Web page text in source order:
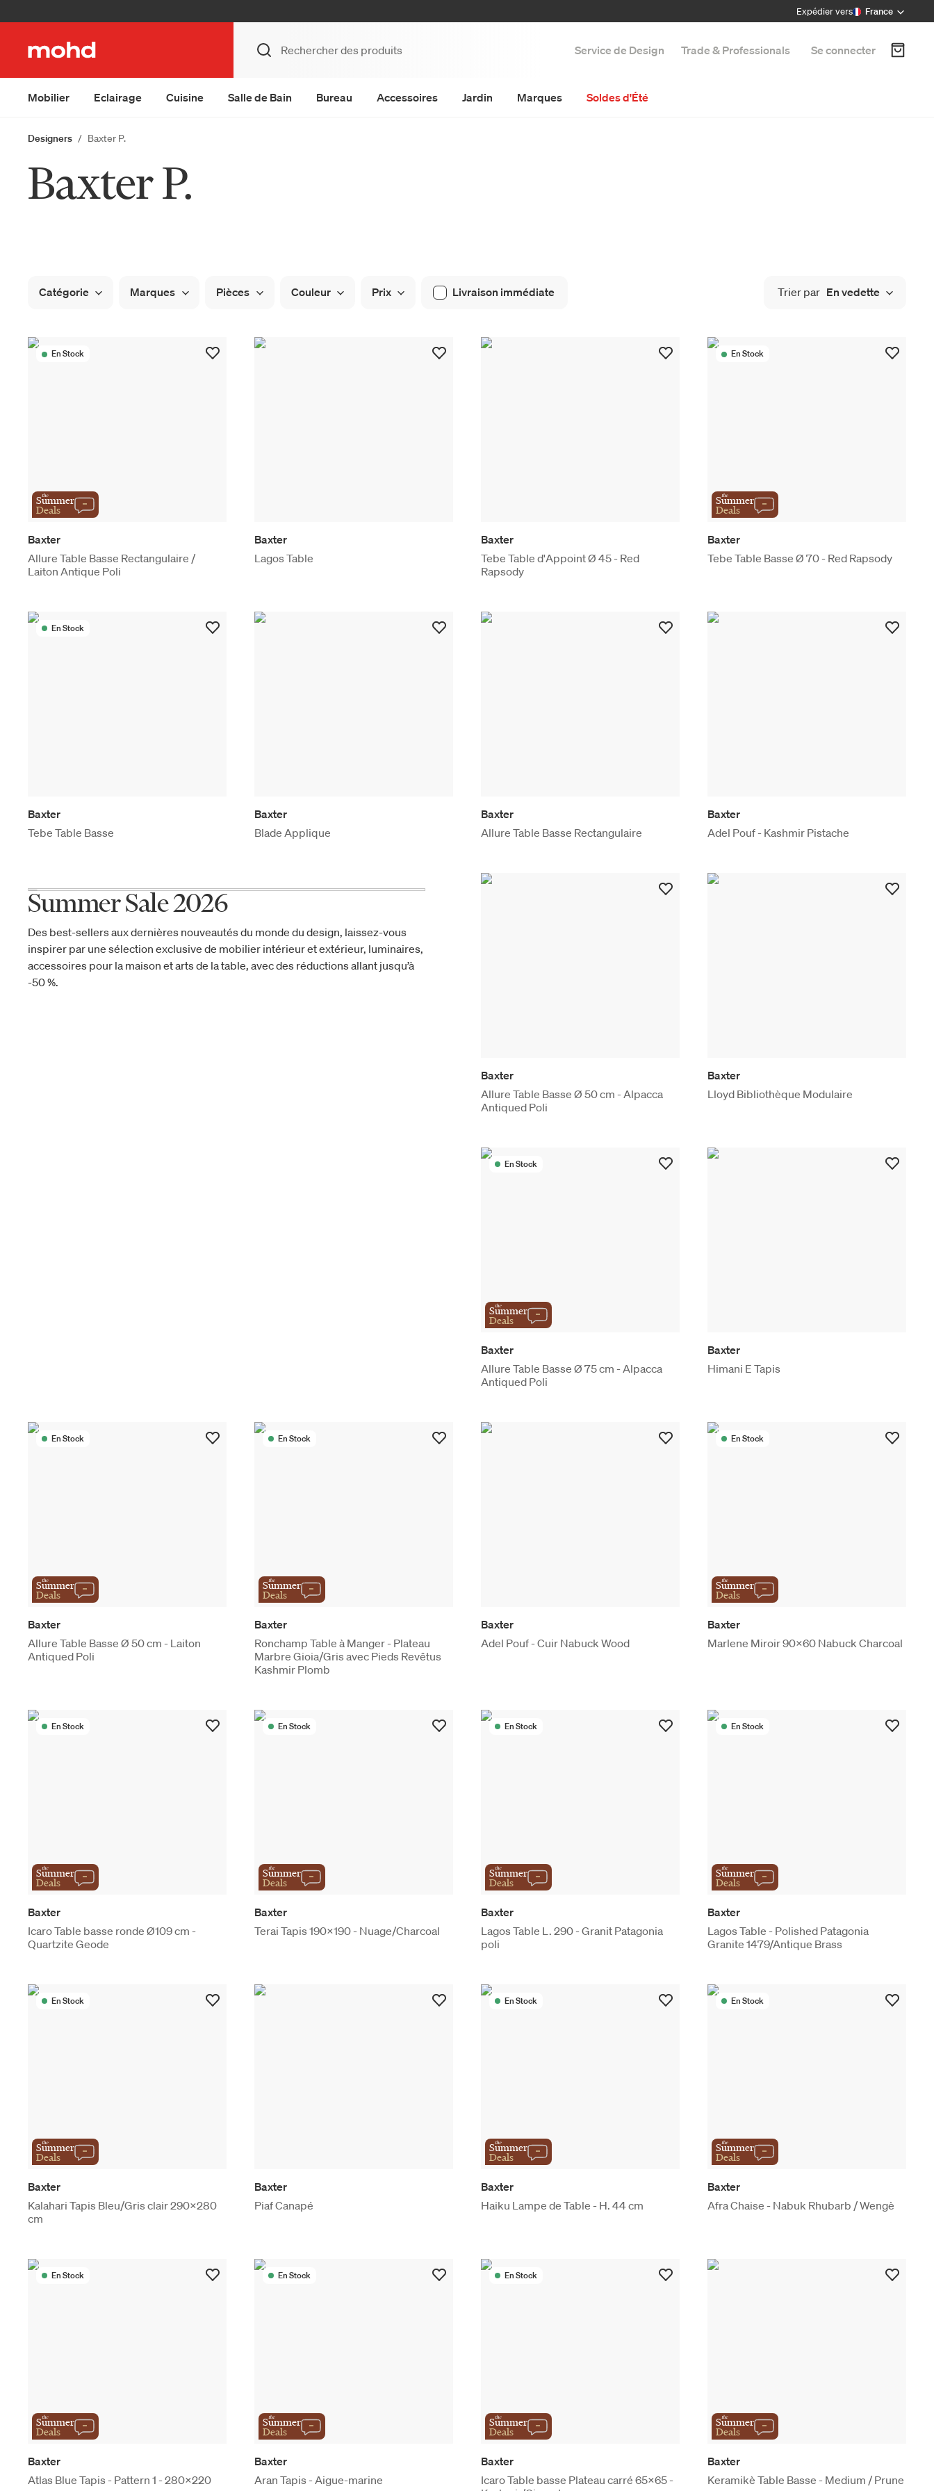
Expédier vers France
Service de Design Trade & Professionals Se connecter
Mobilier Eclairage Cuisine Salle de Bain Bureau Accessoires Jardin Marques Soldes d'Été
Designers Baxter P.
Baxter P.
Catégorie Marques Pièces Couleur Prix Livraison immédiate Trier par En vedette
En Stock
the
Summer
Deals
Baxter
Allure Table Basse Rectangulaire /
Laiton Antique Poli
Baxter
Lagos Table
Baxter
Tebe Table d'Appoint Ø 45 - Red
Rapsody
En Stock
the
Summer
Deals
Baxter
Tebe Table Basse Ø 70 - Red Rapsody
En Stock
Baxter
Tebe Table Basse
Baxter
Blade Applique
Baxter
Allure Table Basse Rectangulaire
Baxter
Adel Pouf - Kashmir Pistache
Summer Sale 2026
Des best-sellers aux dernières nouveautés du monde du design, laissez-vous
inspirer par une sélection exclusive de mobilier intérieur et extérieur, luminaires,
accessoires pour la maison et arts de la table, avec des réductions allant jusqu’à
-50 %.
Baxter
Allure Table Basse Ø 50 cm - Alpacca
Antiqued Poli
Baxter
Lloyd Bibliothèque Modulaire
En Stock
the
Summer
Deals
Baxter
Allure Table Basse Ø 75 cm - Alpacca
Antiqued Poli
Baxter
Himani E Tapis
En Stock
the
Summer
Deals
Baxter
Allure Table Basse Ø 50 cm - Laiton
Antiqued Poli
En Stock
the
Summer
Deals
Baxter
Ronchamp Table à Manger - Plateau
Marbre Gioia/Gris avec Pieds Revêtus
Kashmir Plomb
Baxter
Adel Pouf - Cuir Nabuck Wood
En Stock
the
Summer
Deals
Baxter
Marlene Miroir 90x60 Nabuck Charcoal
En Stock
the
Summer
Deals
Baxter
Icaro Table basse ronde Ø109 cm -
Quartzite Geode
En Stock
the
Summer
Deals
Baxter
Terai Tapis 190x190 - Nuage/Charcoal
En Stock
the
Summer
Deals
Baxter
Lagos Table L. 290 - Granit Patagonia
poli
En Stock
the
Summer
Deals
Baxter
Lagos Table - Polished Patagonia
Granite 1479/Antique Brass
En Stock
the
Summer
Deals
Baxter
Kalahari Tapis Bleu/Gris clair 290x280
cm
Baxter
Piaf Canapé
En Stock
the
Summer
Deals
Baxter
Haiku Lampe de Table - H. 44 cm
En Stock
the
Summer
Deals
Baxter
Afra Chaise - Nabuk Rhubarb / Wengè
En Stock
the
Summer
Deals
Baxter
Atlas Blue Tapis - Pattern 1 - 280x220
En Stock
the
Summer
Deals
Baxter
Aran Tapis - Aigue-marine
En Stock
the
Summer
Deals
Baxter
Icaro Table basse Plateau carré 65x65 -
the
Summer
Deals
Baxter
Keramikè Table Basse - Medium / Prune